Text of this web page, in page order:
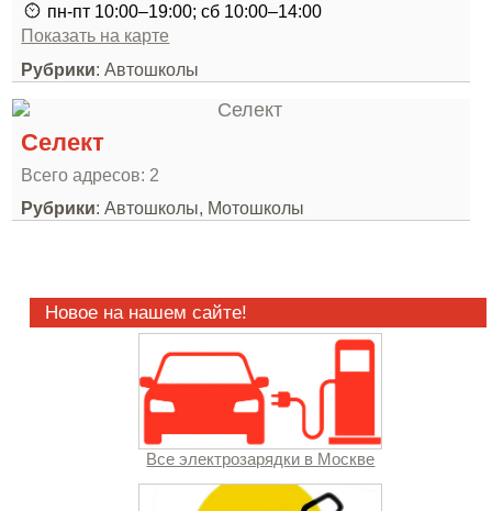
пн-пт 10:00–19:00; сб 10:00–14:00
Показать на карте
Рубрики: Автошколы
Селект
Всего адресов: 2
Рубрики: Автошколы, Мотошколы
Новое на нашем сайте!
Все электрозарядки в Москве